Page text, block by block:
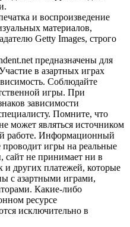
и воспроизведение
материалов,
Getty Images, строго
предназначены для
в азартных играх
Соблюдайте
игры. При
зависимости
Помните, что
может являться источником
работе. Информационный
проводит игры на реальные
сайт не принимает ни в
и других платежей, которые
с азартными играми,
Какие-либо
ресурсе
исключительно в